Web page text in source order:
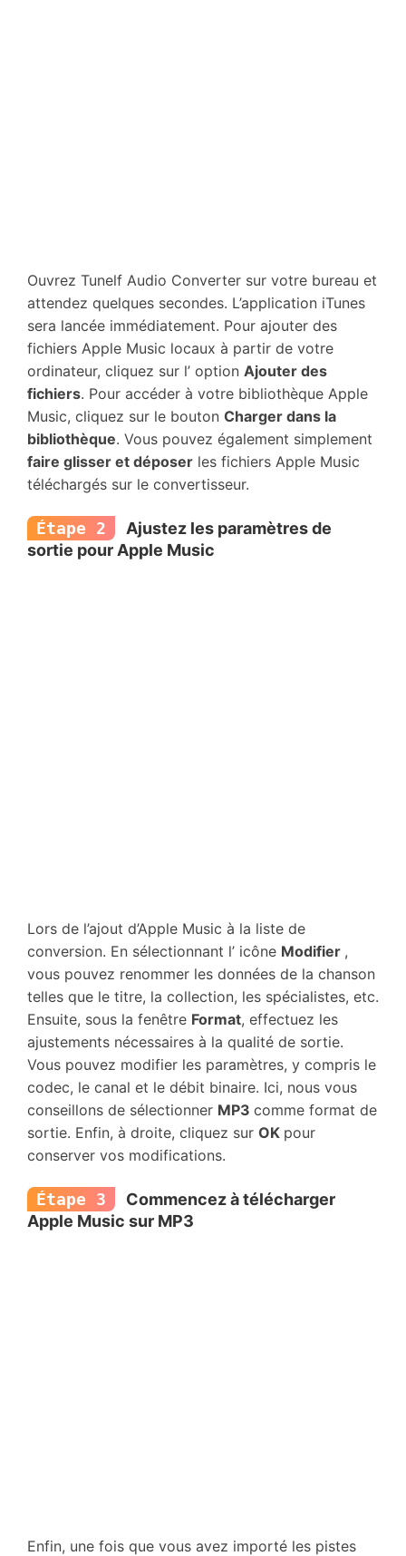
Ouvrez Tunelf Audio Converter sur votre bureau et
attendez quelques secondes. L’application iTunes
sera lancée immédiatement. Pour ajouter des
fichiers Apple Music locaux à partir de votre
ordinateur, cliquez sur l’ option Ajouter des
fichiers. Pour accéder à votre bibliothèque Apple
Music, cliquez sur le bouton Charger dans la
bibliothèque. Vous pouvez également simplement
faire glisser et déposer les fichiers Apple Music
téléchargés sur le convertisseur.
Étape 2
Ajustez les paramètres de
sortie pour Apple Music
Lors de l’ajout d’Apple Music à la liste de
conversion. En sélectionnant l’ icône Modifier ,
vous pouvez renommer les données de la chanson
telles que le titre, la collection, les spécialistes, etc.
Ensuite, sous la fenêtre Format, effectuez les
ajustements nécessaires à la qualité de sortie.
Vous pouvez modifier les paramètres, y compris le
codec, le canal et le débit binaire. Ici, nous vous
conseillons de sélectionner MP3 comme format de
sortie. Enfin, à droite, cliquez sur OK pour
conserver vos modifications.
Étape 3
Commencez à télécharger
Apple Music sur MP3
Enfin, une fois que vous avez importé les pistes